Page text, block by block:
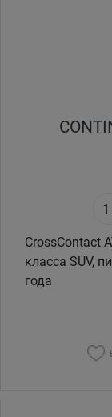
CrossContact
класса SUV,
года